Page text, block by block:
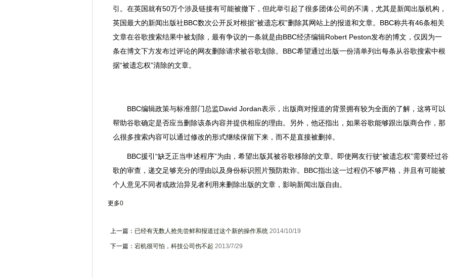
引。在英国就有50万个涉及链接有可能被撤下，但此举引起了很多团体公司的不满，尤其是新闻出版机构，
英国最大的新闻出版社BBC数次公开反对根据“被遗忘权”删除其网站上的报道和文章。BBC称共有46条相关
文章在谷歌搜索结果中被划除，最有争议的一条就是由BBC经济编辑Robert Peston发布的博文，仅因为一
条在博文下方发布过评论的网友删除请求被谷歌划除。BBC希望通过出版一份清单列出每条从谷歌搜索中根
据“被遗忘权”清除的文章。
BBC编辑政策与标准部门总监David Jordan表示，出版商对报道的背景拥有较为全面的了解，这将可以
帮助谷歌确定是否应当删除该条内容并提供相应的理由。另外，他还指出，如果谷歌能够跟出版商合作，那
么很多搜索内容可以通过修改的形式继续保留下来，而不是直接被删掉。
BBC援引“缺乏正当申述程序”为由，希望出版其被谷歌移除的文章。即使网友行驶“被遗忘权”需要经过谷
歌的审查，递交足够充分的理由以及身份标识照片预防欺诈。BBC指出这一过程仍不够严格，并且有可能被
个人意见不同者或政治异见者利用来删除出版的文章，影响新闻出版自由。
更多0
上一篇： 已经有无数人抢先尝鲜和报道过这个新的操作系统 2014/10/19
下一篇： 宕机很可怕，科技公司伤不起 2013/7/29